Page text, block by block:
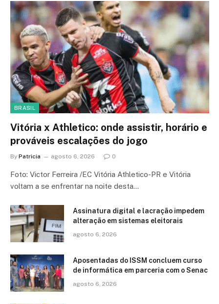
BRASIL
Vitória x Athletico: onde assistir, horário e
prováveis escalações do jogo
By Patricia agosto 6, 2026 0
Foto: Victor Ferreira /EC Vitória Athletico-PR e Vitória
voltam a se enfrentar na noite desta…
Assinatura digital e lacração impedem
alteração em sistemas eleitorais
agosto 6, 2026
Aposentadas do ISSM concluem curso
de informática em parceria com o Senac
agosto 6, 2026